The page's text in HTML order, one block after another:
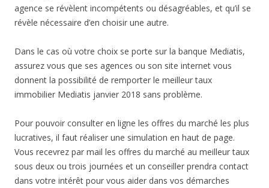
agence se révèlent incompétents ou désagréables, et qu’il se
révèle nécessaire d’en choisir une autre.
Dans le cas où votre choix se porte sur la banque Mediatis,
assurez vous que ses agences ou son site internet vous
donnent la possibilité de remporter le meilleur taux
immobilier Mediatis janvier 2018 sans problème.
Pour pouvoir consulter en ligne les offres du marché les plus
lucratives, il faut réaliser une simulation en haut de page.
Vous recevrez par mail les offres du marché au meilleur taux
sous deux ou trois journées et un conseiller prendra contact
dans votre intérêt pour vous aider dans vos démarches